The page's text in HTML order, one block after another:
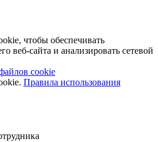
чтобы обеспечивать
веб-сайта и анализировать сетевой
cookie
Правила использования